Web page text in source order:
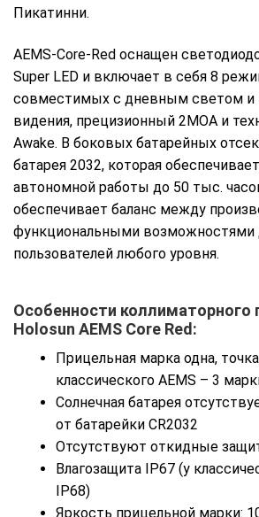
Пикатинни.
AEMS-Core-Red оснащен
Super LED и включает в себя 8
совместимых с дневным светом и
видения, прецизионный 2MOA и
Awake. В боковых батарейных
батарея 2032, которая
автономной работы до 50 тыс.
обеспечивает баланс между
функциональными возможностями
пользователей любого уровня.
Особенности коллиматорного
Holosun AEMS Core Red:
Прицельная марка одна,
классического AEMS – 3
Солнечная батарея
от батарейки CR2032
Отсутствуют откидные
Влагозащита IP67 (у
IP68)
Яркость прицельной марки: